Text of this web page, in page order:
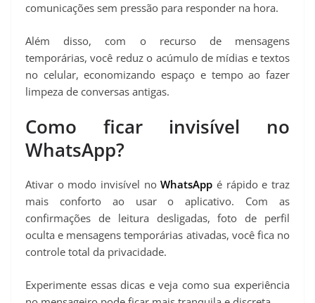
comunicações sem pressão para responder na hora.
Além disso, com o recurso de mensagens
temporárias, você reduz o acúmulo de mídias e textos
no celular, economizando espaço e tempo ao fazer
limpeza de conversas antigas.
Como ficar invisível no
WhatsApp?
Ativar o modo invisível noWhatsApp é rápido e traz
mais conforto ao usar o aplicativo. Com as
confirmações de leitura desligadas, foto de perfil
oculta e mensagens temporárias ativadas, você fica no
controle total da privacidade.
Experimente essas dicas e veja como sua experiência